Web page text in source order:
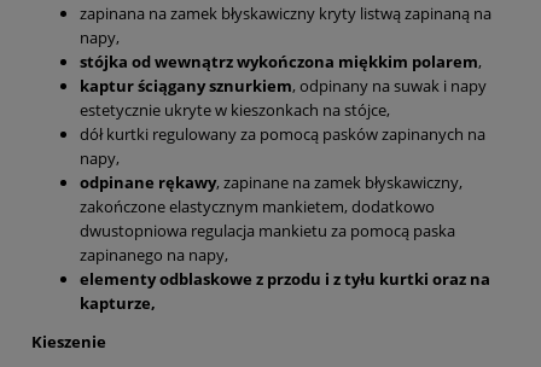
zapinana na zamek błyskawiczny kryty listwą zapinaną na
napy,
stójka od wewnątrz wykończona miękkim polarem,
kaptur ściągany sznurkiem, odpinany na suwak i napy
estetycznie ukryte w kieszonkach na stójce,
dół kurtki regulowany za pomocą pasków zapinanych na
napy,
odpinane rękawy, zapinane na zamek błyskawiczny,
zakończone elastycznym mankietem, dodatkowo
dwustopniowa regulacja mankietu za pomocą paska
zapinanego na napy,
elementy odblaskowe z przodu i z tyłu kurtki oraz na
kapturze,
Kieszenie